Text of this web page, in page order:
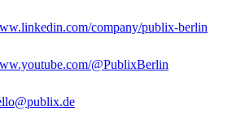
company/publix-berlin
@PublixBerlin